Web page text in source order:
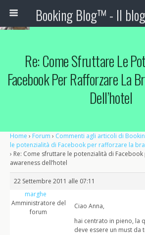
Re: Come Sfruttare Le
Facebook Per Rafforzare La
Dell’hotel
Home › Forum › Commenti agli articoli di
le potenzialità di Facebook per rafforzare la
› Re: Come sfruttare le potenzialità di
awareness dell’hotel
22 Settembre 2011 alle 07:11
marghe
Amministratore del
forum
Ciao Anna,
hai centrato in pieno, la
deve essere un must da